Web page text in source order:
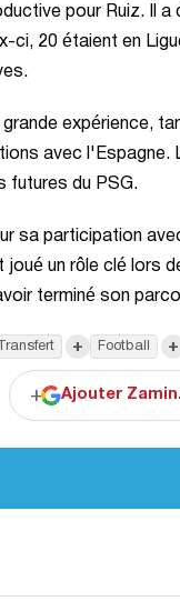
pour Ruiz. Il
20 étaient en
expérience,
avec
futures du PSG.
sa participation
joué un rôle clé lors
terminé son
Transfert + Football +
+ Ajouter